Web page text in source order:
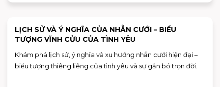
LỊCH SỬ VÀ Ý NGHĨA CỦA NHẪN CƯỚI – BIỂU
TƯỢNG VĨNH CỬU CỦA TÌNH YÊU
Khám phá lịch sử, ý nghĩa và xu hướng nhẫn cưới hiện đại –
biểu tượng thiêng liêng của tình yêu và sự gắn bó trọn đời.